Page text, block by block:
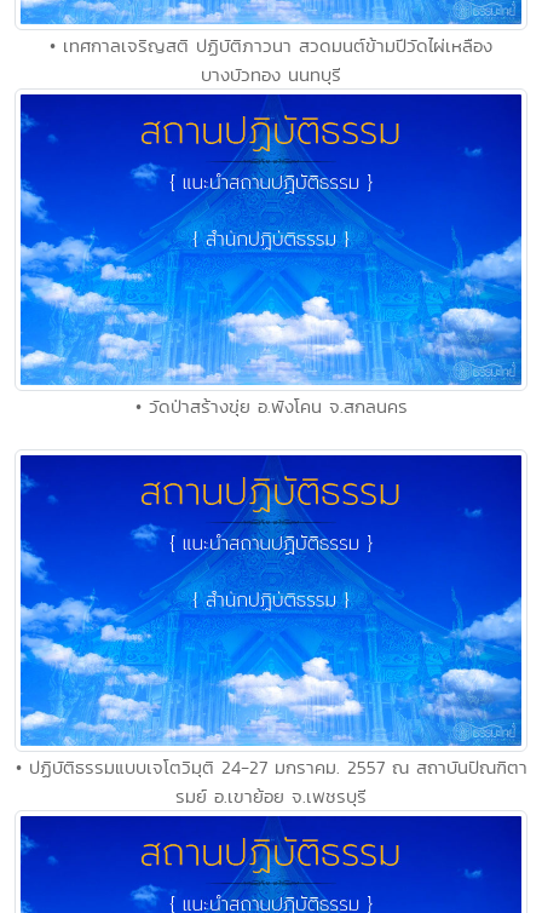
• เทศกาลเจริญสติ ปฏิบัติภาวนา สวดมนต์ข้ามปีวัดไผ่เหลือง
บางบัวทอง นนทบุรี
• วัดป่าสร้างขุ่ย อ.พังโคน จ.สกลนคร
• ปฏิบัติธรรมแบบเจโตวิมุติ 24-27 มกราคม. 2557 ณ สถาบันปัณฑิตา
รมย์ อ.เขาย้อย จ.เพชรบุรี